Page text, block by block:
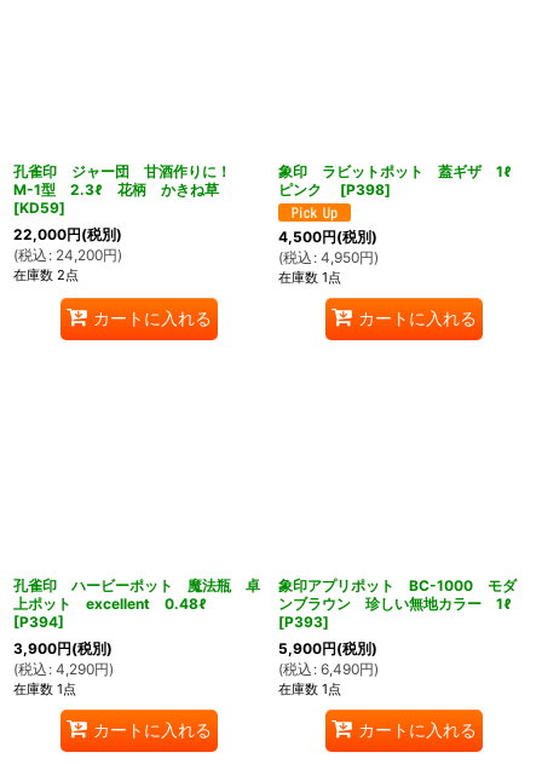
孔雀印 ジャー団 甘酒作りに！
M-1型 2.3ℓ 花柄 かきね草
[KD59]
22,000円(税別)
(税込 : 24,200円)
在庫数 2点
カートに入れる
象印 ラビットポット 蓋ギザ 1ℓ
ピンク
[P398]
4,500円(税別)
(税込 : 4,950円)
在庫数 1点
カートに入れる
孔雀印 ハービーポット 魔法瓶 卓
上ポット excellent 0.48ℓ
[P394]
3,900円(税別)
(税込 : 4,290円)
在庫数 1点
カートに入れる
象印アプリポット BC-1000 モダ
ンブラウン 珍しい無地カラー 1ℓ
[P393]
5,900円(税別)
(税込 : 6,490円)
在庫数 1点
カートに入れる